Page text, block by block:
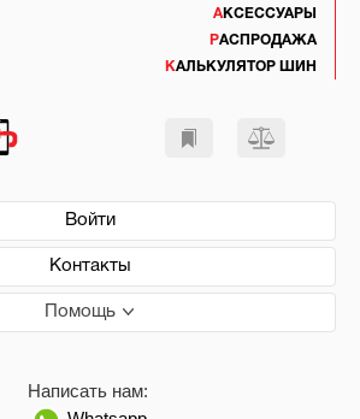
АКСЕССУАРЫ
РАСПРОДАЖА
КАЛЬКУЛЯТОР ШИН
Войти
Контакты
Помощь
Написать нам: